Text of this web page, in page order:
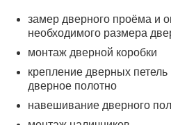
замер дверного проёма и
необходимого размера
монтаж дверной коробки
крепление дверных
дверное полотно
навешивание дверного